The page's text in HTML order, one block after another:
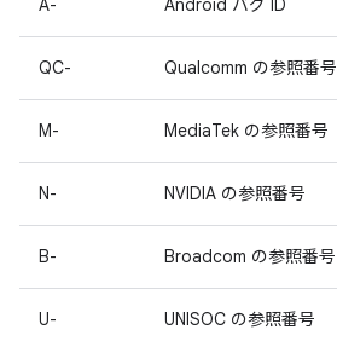
A- Android バグ ID
QC- Qualcomm の参照番号
M- MediaTek の参照番号
N- NVIDIA の参照番号
B- Broadcom の参照番号
U- UNISOC の参照番号